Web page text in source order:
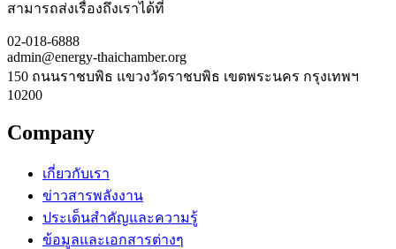
สามารถส่งเรื่องถึงเราได้ที่
02-018-6888
admin@energy-thaichamber.org
150 ถนนราชบพิธ แขวงวัดราชบพิธ เขตพระนคร กรุงเทพฯ
10200
Company
เกี่ยวกับเรา
ข่าวสารพลังงาน
ประเด็นสำคัญและความรู้
ข้อมูลและเอกสารต่างๆ